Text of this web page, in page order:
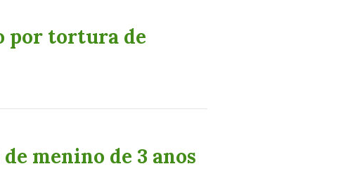
por tortura de
menino de 3 anos